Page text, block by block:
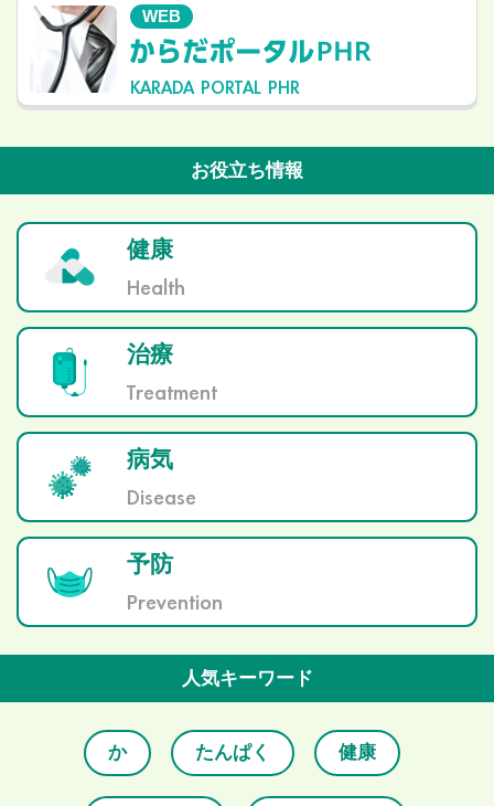
WEB
KARADA PORTAL PHR
お役立ち情報
健康
Health
治療
Treatment
病気
Disease
予防
Prevention
人気キーワード
か たんぱく 健康